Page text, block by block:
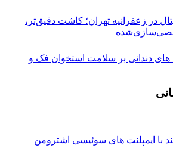
زعفرانیه تهران؛ کاشت دقیق‌تر،
دندانی بر سلامت استخوان فک و
های سوئیسی اشترومن